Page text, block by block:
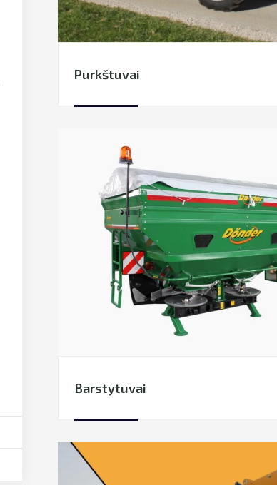
Purkštuvai
Barstytuvai